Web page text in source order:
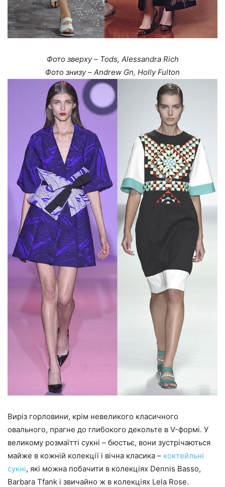
Фото зверху – Tods, Alessandra Rich
Фото знизу – Andrew Gn, Holly Fulton
Виріз горловини, крім невеликого класичного
овального, прагне до глибокого декольте в V-формі. У
великому розмаїтті сукні – бюстьє, вони зустрічаються
майже в кожній колекції і вічна класика – коктейльні
сукні, які можна побачити в колекціях Dennis Basso,
Barbara Tfank і звичайно ж в колекціях Lela Rose.